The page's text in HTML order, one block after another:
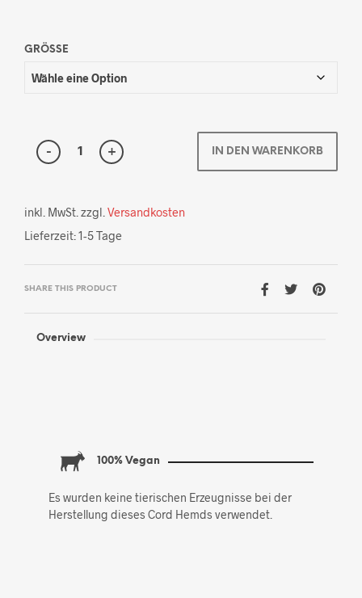
GRÖSSE
IN DEN WARENKORB
inkl. MwSt. zzgl. Versandkosten
Lieferzeit:1-5 Tage
SHARE THIS PRODUCT
Overview
100% Vegan
Es wurden keine tierischen Erzeugnisse bei der
Herstellung dieses Cord Hemds verwendet.